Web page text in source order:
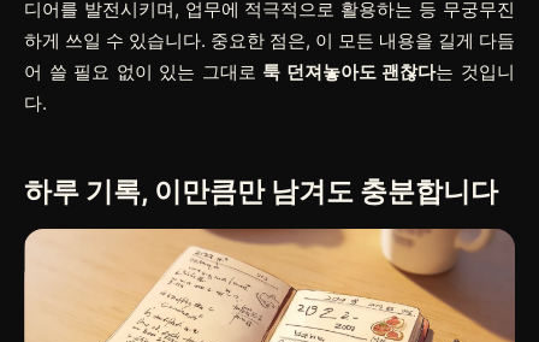
디어를 발전시키며, 업무에 적극적으로 활용하는 등 무궁무진
하게 쓰일 수 있습니다. 중요한 점은, 이 모든 내용을 길게 다듬
어 쓸 필요 없이 있는 그대로 툭 던져놓아도 괜찮다는 것입니
다.
하루 기록, 이만큼만 남겨도 충분합니다